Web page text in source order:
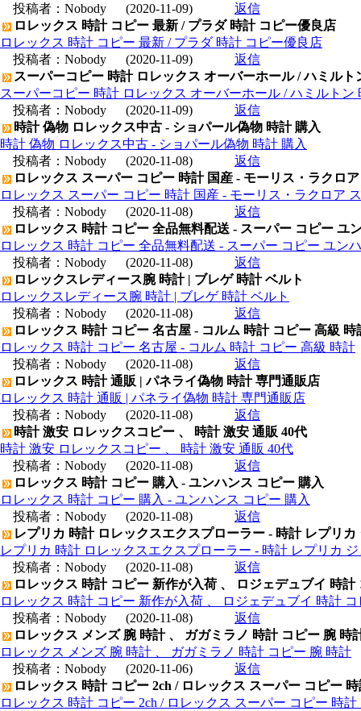
投稿者： Nobody (2020-11-09)
返信
ロレックス 時計 コピー 最新 / プラダ 時計 コピー優良店
ロレックス 時計 コピー 最新 / プラダ 時計 コピー優良店
投稿者： Nobody (2020-11-09)
返信
スーパーコピー 時計 ロレックス オーバーホール / ハミル
スーパーコピー 時計 ロレックス オーバーホール / ハミルトン
投稿者： Nobody (2020-11-09)
返信
時計 偽物 ロレックス中古 - ショパール偽物 時計 購入
時計 偽物 ロレックス中古 - ショパール偽物 時計 購入
投稿者： Nobody (2020-11-08)
返信
ロレックス スーパー コピー 時計 国産 - モーリス・ラクロ
ロレックス スーパー コピー 時計 国産 - モーリス・ラクロア
投稿者： Nobody (2020-11-08)
返信
ロレックス 時計 コピー 全品無料配送 - スーパー コピー ユ
ロレックス 時計 コピー 全品無料配送 - スーパー コピー ユン
投稿者： Nobody (2020-11-08)
返信
ロレックスレディース腕 時計 | ブレゲ 時計 ベルト
ロレックスレディース腕 時計 | ブレゲ 時計 ベルト
投稿者： Nobody (2020-11-08)
返信
ロレックス 時計 コピー 名古屋 - コルム 時計 コピー 高級 時
ロレックス 時計 コピー 名古屋 - コルム 時計 コピー 高級 時計
投稿者： Nobody (2020-11-08)
返信
ロレックス 時計 通販 | パネライ偽物 時計 専門通販店
ロレックス 時計 通販 | パネライ偽物 時計 専門通販店
投稿者： Nobody (2020-11-08)
返信
時計 激安 ロレックスコピー 、 時計 激安 通販 40代
時計 激安 ロレックスコピー 、 時計 激安 通販 40代
投稿者： Nobody (2020-11-08)
返信
ロレックス 時計 コピー 購入 - ユンハンス コピー 購入
ロレックス 時計 コピー 購入 - ユンハンス コピー 購入
投稿者： Nobody (2020-11-08)
返信
レプリカ 時計 ロレックスエクスプローラー - 時計 レプリカ
レプリカ 時計 ロレックスエクスプローラー - 時計 レプリカ
投稿者： Nobody (2020-11-08)
返信
ロレックス 時計 コピー 新作が入荷 、 ロジェデュブイ 時計
ロレックス 時計 コピー 新作が入荷 、 ロジェデュブイ 時計
投稿者： Nobody (2020-11-08)
返信
ロレックス メンズ 腕 時計 、 ガガミラノ 時計 コピー 腕 時
ロレックス メンズ 腕 時計 、 ガガミラノ 時計 コピー 腕 時計
投稿者： Nobody (2020-11-06)
返信
ロレックス 時計 コピー 2ch / ロレックス スーパー コピー
ロレックス 時計 コピー 2ch / ロレックス スーパー コピー 時計